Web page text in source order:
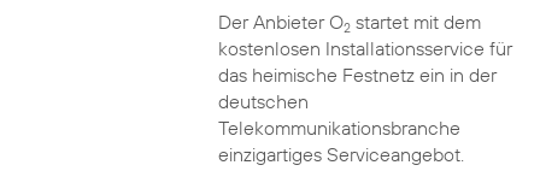
Der Anbieter O2startet mit dem
kostenlosen Installationsservice für
das heimische Festnetz ein in der
deutschen
Telekommunikationsbranche
einzigartiges Serviceangebot.